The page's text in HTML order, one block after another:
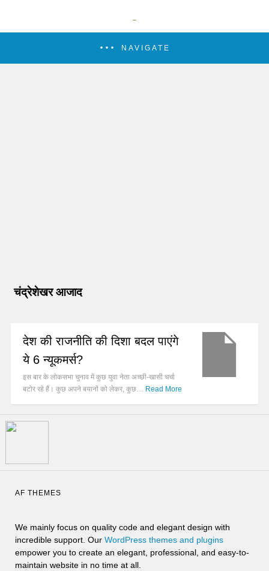
NAVIGATE
चंद्रेशेखर आजाद
देश की राजनीति की दिशा बदल पाएंगे
ये 6 न्यूकमर्स?
इस बार के लोकसभा चुनाव में कुछ युवा नेता अच्छी-खासी चर्चा
बटोर रहे हैं। कुछ अपने बयानों को लेकर, कुछ… Read More
AF THEMES
We mainly focus on quality code and elegant design with
incredible support. Our WordPress themes and plugins
empower you to create an elegant, professional, and easy-to-
maintain website in no time at all.